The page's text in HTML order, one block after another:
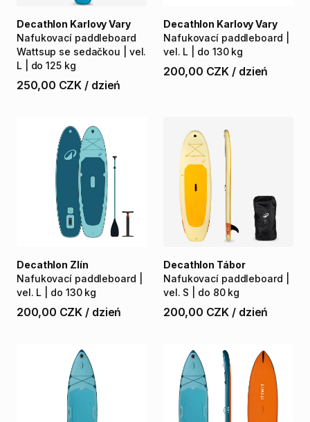
Nafukovací paddleboard
Wattsup se sedačkou
vel.
L
do 125 kg
Decathlon Karlovy Vary
250,00 CZK / dzień
Nafukovací paddleboard
vel. L do 130 kg
Decathlon Karlovy Vary
200,00 CZK / dzień
Nafukovací paddleboard
vel. L do 130 kg
Decathlon Zlín
200,00 CZK / dzień
Nafukovací paddleboard
vel. S do 80 kg
Decathlon Tábor
200,00 CZK / dzień